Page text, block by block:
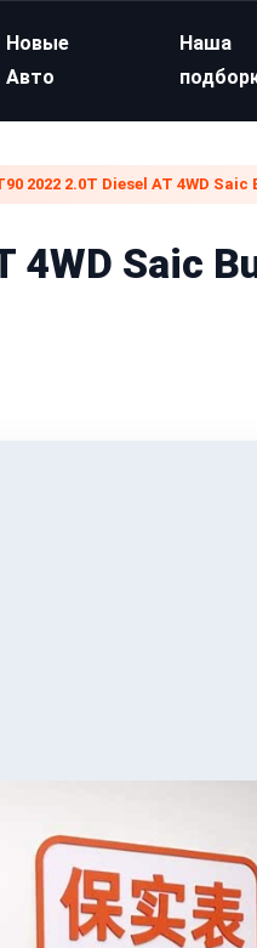
Новые
Авто
Наша
2022 2.0T Diesel AT 4WD
4WD Saic